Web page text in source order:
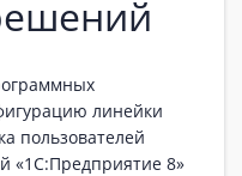
линейки
пользователей
«1С:Предприятие 8»